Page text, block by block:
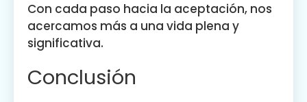
Con cada paso hacia la aceptación, nos
acercamos más a una vida plena y
significativa.
Conclusión